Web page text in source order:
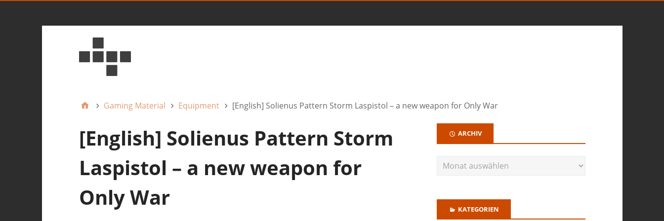
Gaming Material Equipment [English] Solienus Pattern Storm Laspistol – a new weapon for Only War
[English] Solienus Pattern Storm
Laspistol – a new weapon for
Only War
ARCHIV
KATEGORIEN